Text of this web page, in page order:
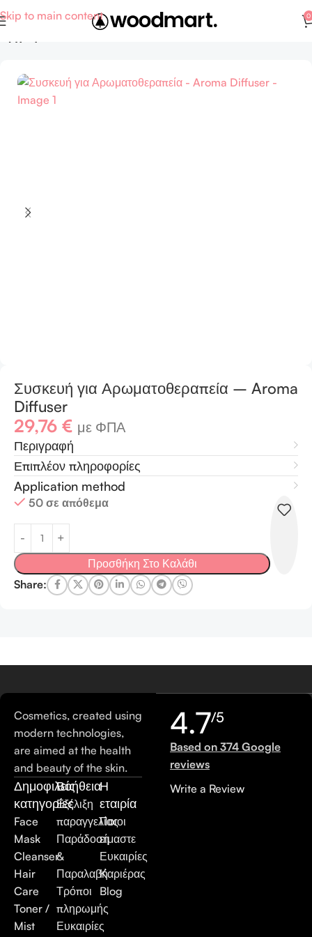
Skip to main content 0
Συσκευή για Αρωματοθεραπεία – Aroma
Diffuser
29,76 € με ΦΠΑ
Περιγραφή
Επιπλέον πληροφορίες
Application method
50 σε απόθεμα
Προσθήκη Στο Καλάθι
Share:
Cosmetics, created using
modern technologies,
are aimed at the health
and beauty of the skin.
Δημοφιλείς
κατηγορίες
Face
Mask
Cleanser
Hair
Care
Toner /
Mist
Βοήθεια
Εξέλιξη
παραγγελίας
Παράδοση
&
Παραλαβή
Τρόποι
πληρωμής
Ευκαιρίες
Η
εταιρία
Ποιοι
είμαστε
Ευκαιρίες
Καριέρας
Blog
4.7/5
Based on 374 Google
reviews
Write a Review